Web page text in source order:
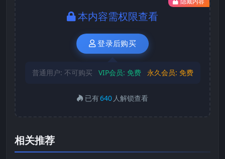
本内容需权限查看
登录后购买
普通用户: 不可购买 VIP会员: 免费 永久会员: 免费
已有640 人解锁查看
相关推荐